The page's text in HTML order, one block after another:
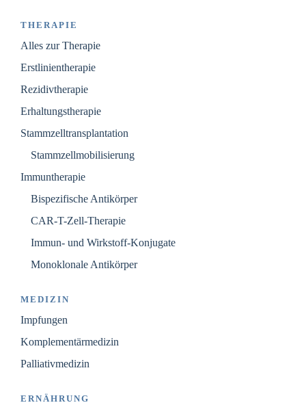
THERAPIE
Alles zur Therapie
Erstlinientherapie
Rezidivtherapie
Erhaltungstherapie
Stammzelltransplantation
Stammzellmobilisierung
Immuntherapie
Bispezifische Antikörper
CAR-T-Zell-Therapie
Immun- und Wirkstoff-Konjugate
Monoklonale Antikörper
MEDIZIN
Impfungen
Komplementärmedizin
Palliativmedizin
ERNÄHRUNG